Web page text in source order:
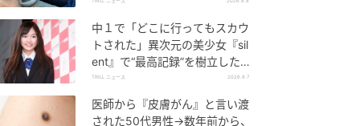
中１で「どこに行ってもスカウ
トされた」異次元の美少女『sil
ent』で“最高記録”を樹立した
「反則級」の【トップ女優】
TRILL ニュース 2026.8.7
医師から『皮膚がん』と言い渡
された50代男性→数年前から、